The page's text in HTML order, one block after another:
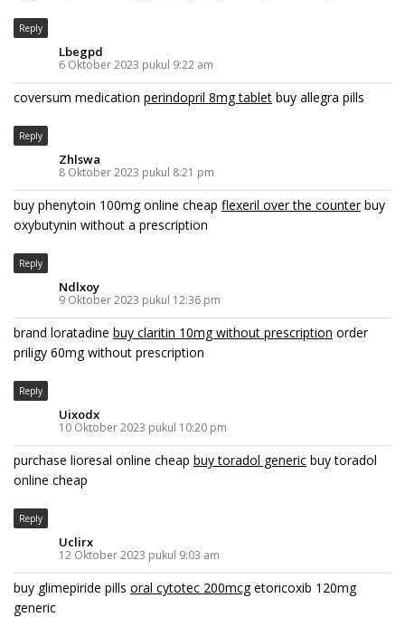
Reply
Lbegpd
6 Oktober 2023 pukul 9:22 am
coversum medication perindopril 8mg tablet buy allegra pills
Reply
Zhlswa
8 Oktober 2023 pukul 8:21 pm
buy phenytoin 100mg online cheap flexeril over the counterbuy
oxybutynin without a prescription
Reply
Ndlxoy
9 Oktober 2023 pukul 12:36 pm
brand loratadine buy claritin 10mg without prescription order
priligy 60mg without prescription
Reply
Uixodx
10 Oktober 2023 pukul 10:20 pm
purchase lioresal online cheap buy toradol generic buy toradol
online cheap
Reply
Uclirx
12 Oktober 2023 pukul 9:03 am
buy glimepiride pills oral cytotec 200mcgetoricoxib 120mg
generic